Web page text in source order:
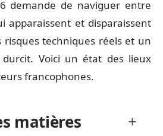
demande de naviguer entre
apparaissent et disparaissent
risques techniques réels et un
Voici un état des lieux
francophones.
matières